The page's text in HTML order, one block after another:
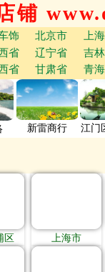
铺
饰 北京市 上
省
辽宁省 吉
省
甘肃省 青
新雷商行 江门
区 上海市